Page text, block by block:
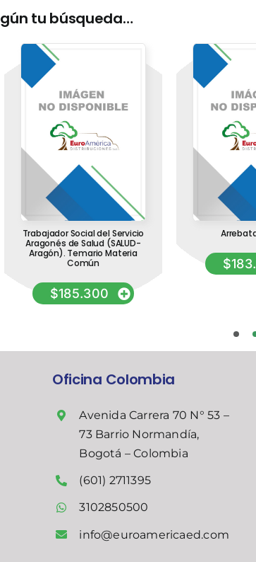
tu búsqueda…
Trabajador Social del Servicio
Aragonés de Salud (SALUD-
Aragón). Temario Materia
Común
$185.300
$
Oficina Colombia
Avenida Carrera 70 N° 53 –
73 Barrio Normandía,
Bogotá – Colombia
(601) 2711395
3102850500
info@euroamericaed.com